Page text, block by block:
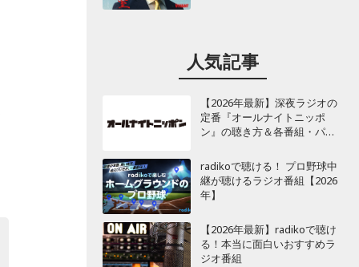
人気記事
【2026年最新】深夜ラジオの
定番『オールナイトニッポ
ン』の聴き方＆各番組・パー
radikoで聴ける！ プロ野球中
継が聴けるラジオ番組【2026
年】
【2026年最新】radikoで聴け
る！本当に面白いおすすめラ
ジオ番組